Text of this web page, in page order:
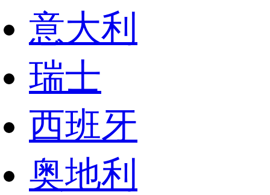
意大利
瑞士
西班牙
奥地利